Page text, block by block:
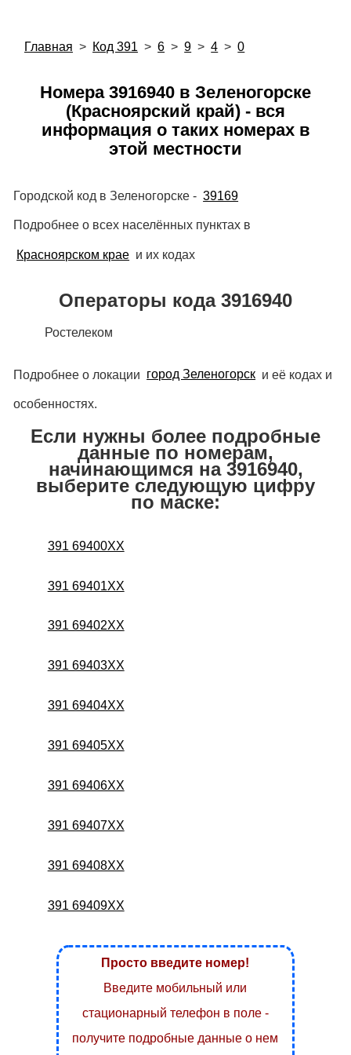
Главная > Код 391 > 6 > 9 > 4 > 0
Номера 3916940 в Зеленогорске
(Красноярский край) - вся
информация о таких номерах в
этой местности
Городской код в Зеленогорске - 39169
Подробнее о всех населённых пунктах в
Красноярском крае и их кодах
Операторы кода 3916940
Ростелеком
Подробнее о локации город Зеленогорск и её кодах и
особенностях.
Если нужны более подробные
данные по номерам,
начинающимся на 3916940,
выберите следующую цифру
по маске:
391 69400XX
391 69401XX
391 69402XX
391 69403XX
391 69404XX
391 69405XX
391 69406XX
391 69407XX
391 69408XX
391 69409XX
Просто введите номер!
Введите мобильный или
стационарный телефон в поле -
получите подробные данные о нем